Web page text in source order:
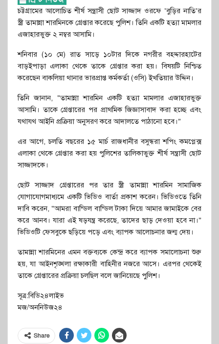
চট্টগ্রামের আলোচিত শীর্ষ সন্ত্রাসী ছোট সাজ্জাদ ওরফে ‘বুড়ির নাতি’র
স্ত্রী তামান্না শারমিনকে গ্রেপ্তার করেছে পুলিশ। তিনি একটি হত্যা মামলার
এজাহারভুক্ত ২ নম্বর আসামি।
শনিবার (১০ মে) রাত সাড়ে ১০টার দিকে নগরীর বহদ্দারহাটের
বাড়ইপাড়া এলাকা থেকে তাকে গ্রেপ্তার করা হয়। বিষয়টি নিশ্চিত
করেছেন বাকলিয়া থানার ভারপ্রাপ্ত কর্মকর্তা (ওসি) ইখতিয়ার উদ্দিন।
তিনি জানান, “তামান্না শারমিন একটি হত্যা মামলার এজাহারভুক্ত
আসামি। তাকে গ্রেপ্তারের পর প্রাথমিক জিজ্ঞাসাবাদ করা হচ্ছে এবং
যথাযথ আইনি প্রক্রিয়া অনুসরণ করে আদালতে পাঠানো হবে।”
এর আগে, চলতি বছরের ১৫ মার্চ রাজধানীর বসুন্ধরা শপিং কমপ্লেক্স
এলাকা থেকে গ্রেপ্তার করা হয় পুলিশের তালিকাভুক্ত শীর্ষ সন্ত্রাসী ছোট
সাজ্জাদকে।
ছোট সাজ্জাদ গ্রেপ্তারের পর তার স্ত্রী তামান্না শারমিন সামাজিক
যোগাযোগমাধ্যমে একটি ভিডিও বার্তা প্রকাশ করেন। ভিডিওতে তিনি
দাবি করেন, “আমরা বান্ডিল বান্ডিল টাকা দিয়ে আমার জামাইকে বের
করে আনব। যারা এই ষড়যন্ত্র করেছে, তাদের ছাড় দেওয়া হবে না।”
ভিডিওটি ফেসবুকে ছড়িয়ে পড়ে এবং ব্যাপক আলোচনার জন্ম দেয়।
তামান্না শারমিনের এমন বক্তব্যকে কেন্দ্র করে ব্যাপক সমালোচনা শুরু
হয়, যা আইনশৃঙ্খলা রক্ষাকারী বাহিনীর নজরে আসে। এরপর থেকেই
তাকে গ্রেপ্তারের প্রক্রিয়া চলছিল বলে জানিয়েছে পুলিশ।
সূত্র:বিডি২৪লাইভ
মজ/অননিউজ২৪
Share